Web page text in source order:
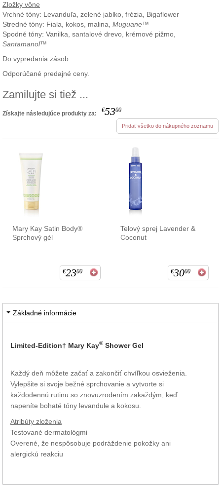
Zložky vône
Vrchné tóny: Levanduľa, zelené jablko, frézia, Bigaflower
Stredné tóny: Fiala, kokos, malina, Muguane™
Spodné tóny: Vanilka, santalové drevo, krémové pižmo,
Santamanol™
Do vypredania zásob
Odporúčané predajné ceny.
Zamilujte si tiež ...
Získajte následujúce produkty za: €5300
Pridať všetko do nákupného zoznamu
Mary Kay Satin Body®
Sprchový gél
€2300
Telový sprej Lavender &
Coconut
€3000
Základné informácie
Limited-Edition† Mary Kay® Shower Gel
Každý deň môžete začať a zakončiť chvíľkou osvieženia.
Vylepšite si svoje bežné sprchovanie a vytvorte si
každodennú rutinu so znovuzrodením zakaždým, keď
napeníte bohaté tóny levandule a kokosu.
Atribúty zloženia
Testované dermatológmi
Overené, že nespôsobuje podráždenie pokožky ani
alergickú reakciu